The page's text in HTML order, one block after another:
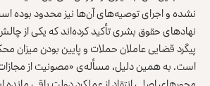
نشده و اجرای توصیه‌های آن‌ها نیز محدود بوده
نهادهای حقوق بشری تأکید کرده‌اند که یکی از
پیگرد قضایی عاملان حملات و پایین بودن میزان
است. به همین دلیل، مسأله‌ی «مصونیت از